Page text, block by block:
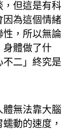
，但這是有科
因為這個情緒
性，所以無論
身體做了什
不二」終究是
體無法靠大腦
動的速度，